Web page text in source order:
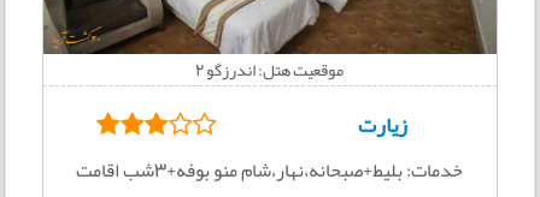
موقعیت هتل: اندرزگو 2
زیارت
خدمات: بلیط+صبحانه،نهار،شام منو بوفه+3شب اقامت